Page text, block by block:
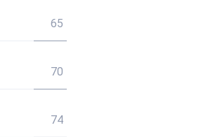
65
70
74